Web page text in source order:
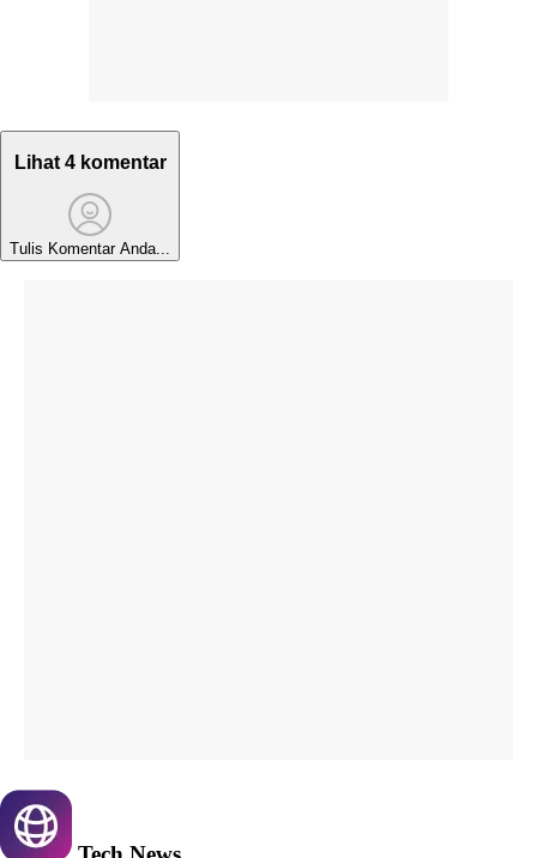
Lihat 4 komentar
Tulis Komentar Anda...